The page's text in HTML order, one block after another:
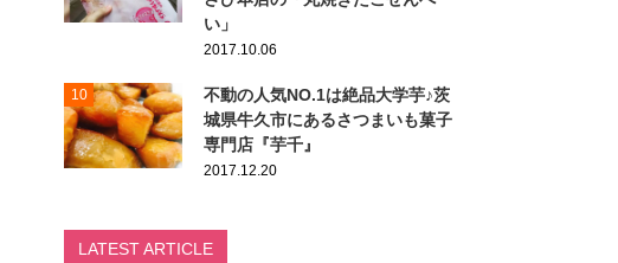
い」
2017.10.06
10
不動の人気NO.1は絶品大学芋♪茨
城県牛久市にあるさつまいも菓子
専門店『芋千』
2017.12.20
LATEST ARTICLE